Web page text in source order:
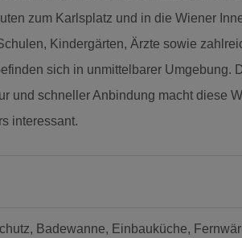
zum Karlsplatz und in die Wiener
Kindergärten, Ärzte sowie
sich in unmittelbarer Umgebung.
und schneller Anbindung macht diese
interessant.
Badewanne Einbauküche